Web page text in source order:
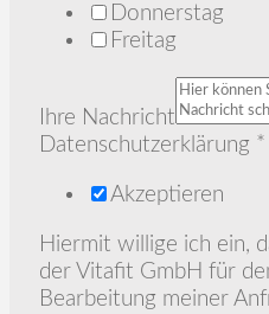
Donnerstag
Freitag
Ihre Nachricht
Datenschutzerklärung *
Akzeptieren
Hiermit willige ich ein,
der Vitafit GmbH für
Bearbeitung meiner